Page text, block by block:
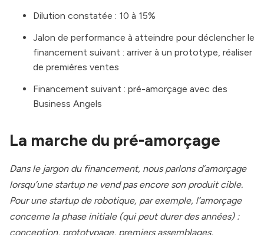
Dilution constatée : 10 à 15%
Jalon de performance à atteindre pour déclencher le
financement suivant : arriver à un prototype, réaliser
de premières ventes
Financement suivant : pré-amorçage avec des
Business Angels
La marche du pré-amorçage
Dans le jargon du financement, nous parlons d’amorçage
lorsqu’une startup ne vend pas encore son produit cible.
Pour une startup de robotique, par exemple, l’amorçage
concerne la phase initiale (qui peut durer des années) :
conception, prototypage, premiers assemblages,